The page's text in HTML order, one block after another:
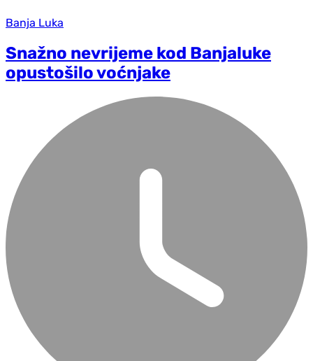
Banja Luka
Snažno nevrijeme kod Banjaluke
opustošilo voćnjake